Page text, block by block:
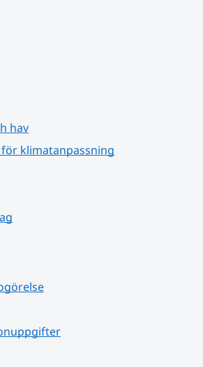
hav
klimatanpassning